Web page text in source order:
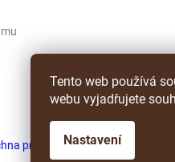
Tento web používá
webu vyjadřujete
Nastavení
práva vyhrazena.